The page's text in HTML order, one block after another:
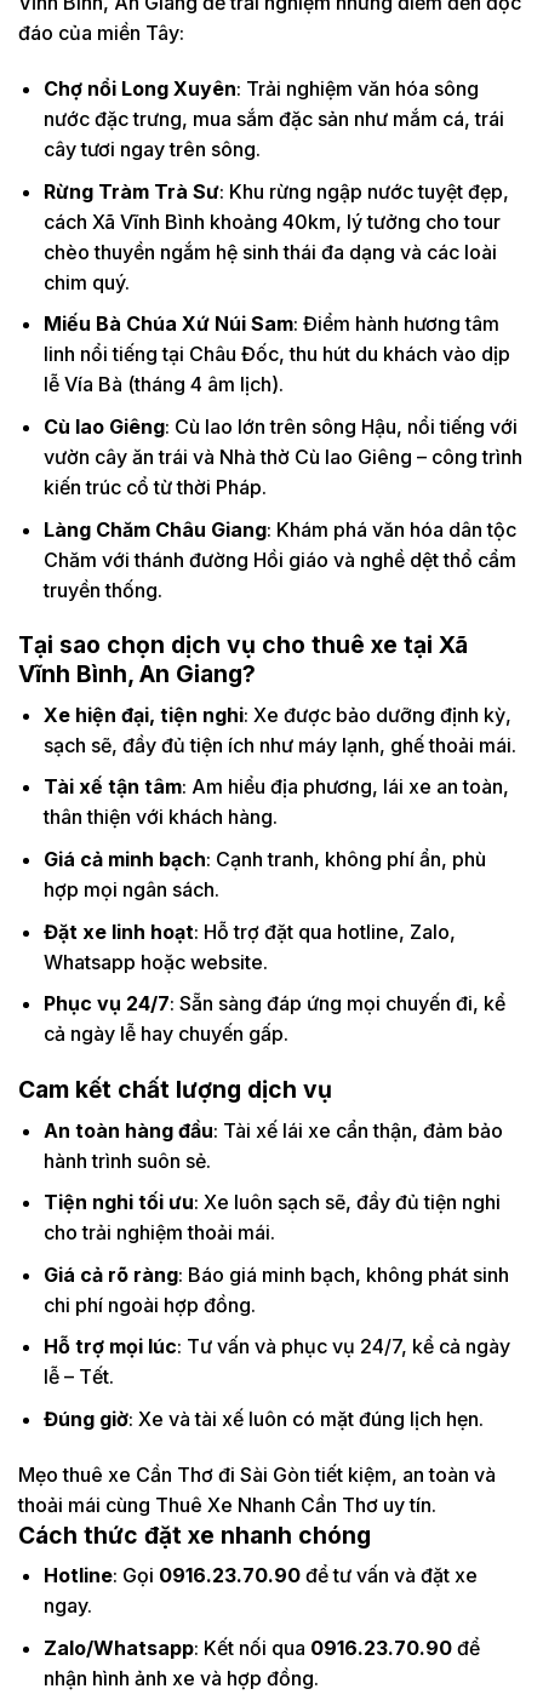
đáo của miền Tây:
Chợ nổi Long Xuyên: Trải nghiệm văn hóa sông
nước đặc trưng, mua sắm đặc sản như mắm cá, trái
cây tươi ngay trên sông.
Rừng Tràm Trà Sư: Khu rừng ngập nước tuyệt đẹp,
cách Xã Vĩnh Bình khoảng 40km, lý tưởng cho tour
chèo thuyền ngắm hệ sinh thái đa dạng và các loài
chim quý.
Miếu Bà Chúa Xứ Núi Sam: Điểm hành hương tâm
linh nổi tiếng tại Châu Đốc, thu hút du khách vào dịp
lễ Vía Bà (tháng 4 âm lịch).
Cù lao Giêng: Cù lao lớn trên sông Hậu, nổi tiếng với
vườn cây ăn trái và Nhà thờ Cù lao Giêng – công trình
kiến trúc cổ từ thời Pháp.
Làng Chăm Châu Giang: Khám phá văn hóa dân tộc
Chăm với thánh đường Hồi giáo và nghề dệt thổ cẩm
truyền thống.
Tại sao chọn dịch vụ cho thuê xe tại Xã
Vĩnh Bình, An Giang?
Xe hiện đại, tiện nghi: Xe được bảo dưỡng định kỳ,
sạch sẽ, đầy đủ tiện ích như máy lạnh, ghế thoải mái.
Tài xế tận tâm: Am hiểu địa phương, lái xe an toàn,
thân thiện với khách hàng.
Giá cả minh bạch: Cạnh tranh, không phí ẩn, phù
hợp mọi ngân sách.
Đặt xe linh hoạt: Hỗ trợ đặt qua hotline, Zalo,
Whatsapp hoặc website.
Phục vụ 24/7: Sẵn sàng đáp ứng mọi chuyến đi, kể
cả ngày lễ hay chuyến gấp.
Cam kết chất lượng dịch vụ
An toàn hàng đầu: Tài xế lái xe cẩn thận, đảm bảo
hành trình suôn sẻ.
Tiện nghi tối ưu: Xe luôn sạch sẽ, đầy đủ tiện nghi
cho trải nghiệm thoải mái.
Giá cả rõ ràng: Báo giá minh bạch, không phát sinh
chi phí ngoài hợp đồng.
Hỗ trợ mọi lúc: Tư vấn và phục vụ 24/7, kể cả ngày
lễ – Tết.
Đúng giờ: Xe và tài xế luôn có mặt đúng lịch hẹn.
Mẹo thuê xe Cần Thơ đi Sài Gòn tiết kiệm, an toàn và
thoải mái cùng Thuê Xe Nhanh Cần Thơ uy tín.
Cách thức đặt xe nhanh chóng
Hotline: Gọi 0916.23.70.90để tư vấn và đặt xe
ngay.
Zalo/Whatsapp: Kết nối qua 0916.23.70.90để
nhận hình ảnh xe và hợp đồng.